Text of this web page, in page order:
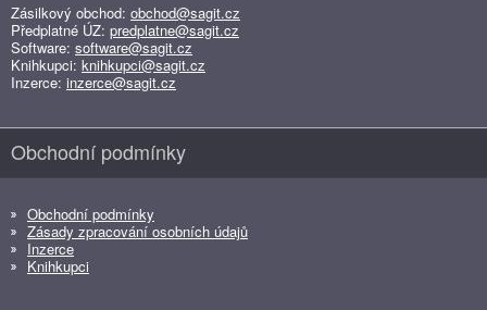
Zásilkový obchod: obchod@sagit.cz
Předplatné ÚZ: predplatne@sagit.cz
Software: software@sagit.cz
Knihkupci: knihkupci@sagit.cz
Inzerce: inzerce@sagit.cz
Obchodní podmínky
Obchodní podmínky
Zásady zpracování osobních údajů
Inzerce
Knihkupci